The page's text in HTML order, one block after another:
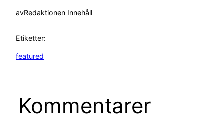
avRedaktionen Innehåll
Etiketter:
featured
Kommentarer